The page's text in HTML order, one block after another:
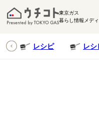
東京ガス
暮らし情報メデ
レシピ レシ